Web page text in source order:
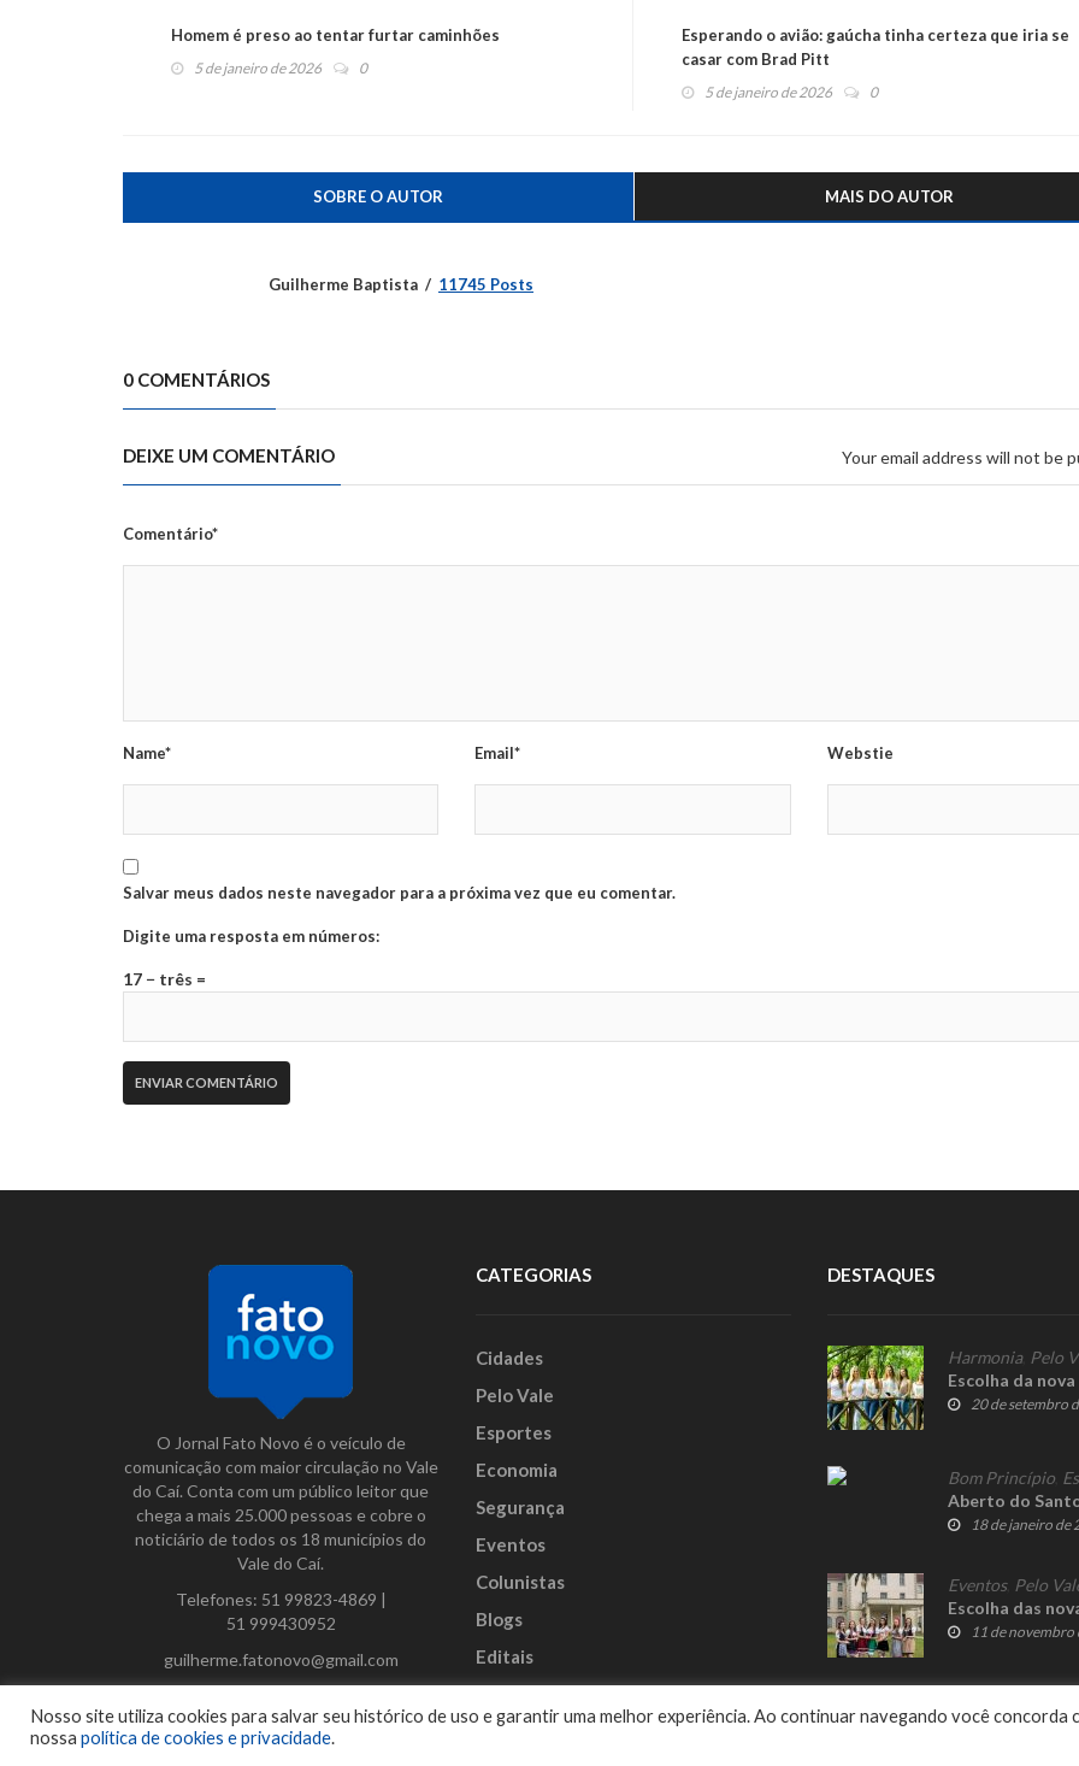
Homem é preso ao tentar furtar caminhões
5 de janeiro de 2026 0
Esperando o avião: gaúcha tinha certeza que iria se
casar com Brad Pitt
5 de janeiro de 2026 0
SOBRE O AUTOR MAIS DO AUTOR
Guilherme Baptista 11745 Posts
0 COMENTÁRIOS
DEIXE UM COMENTÁRIO Your email address will not be
Comentário*
Name* Email* Webstie
Salvar meus dados neste navegador para a próxima vez que eu comentar.
Digite uma resposta em números:
17 − três =
O Jornal Fato Novo é o veículo de
comunicação com maior circulação no Vale
do Caí. Conta com um público leitor que
chega a mais 25.000 pessoas e cobre o
noticiário de todos os 18 municípios do
Vale do Caí.
Telefones: 51 99823-4869 |
51 999430952
guilherme.fatonovo@gmail.com
Facebook
Instagram
Twitter
CATEGORIAS
Cidades
Pelo Vale
Esportes
Economia
Segurança
Eventos
Colunistas
Blogs
Editais
DESTAQUES
Harmonia, Pelo
Escolha da
20 de setembro
Bom Princípio
Aberto do
18 de janeiro de
Eventos, Pelo
Escolha das
11 de novembro
Nosso site utiliza cookies para salvar seu histórico de uso e garantir uma melhor experiência. Ao continuar navegando você concorda
nossa política de cookies e privacidade.